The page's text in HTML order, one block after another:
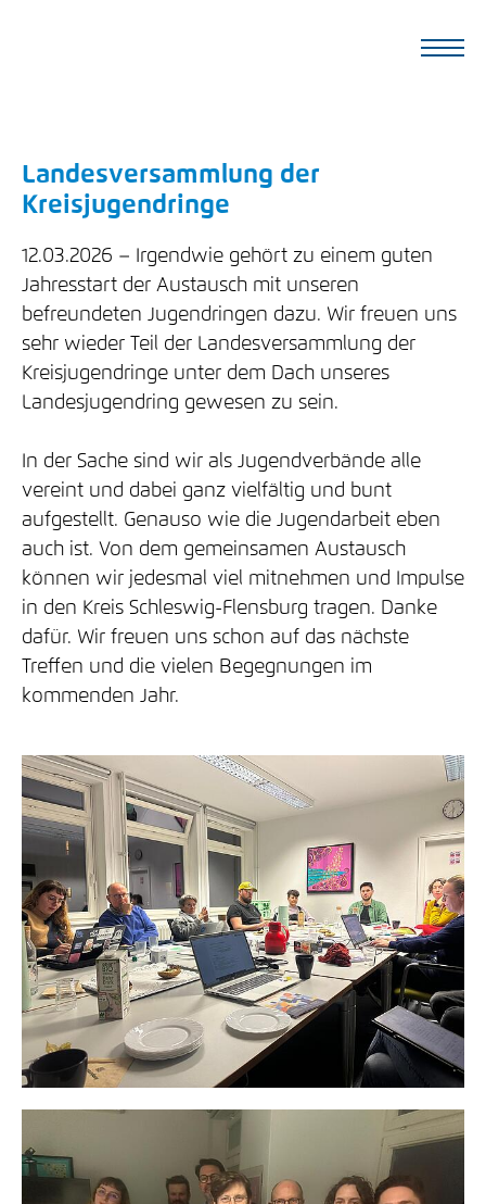
Landesversammlung der
Kreisjugendringe
12.03.2026
Irgendwie gehört zu einem guten
Jahresstart der Austausch mit unseren
befreundeten Jugendringen dazu. Wir freuen uns
sehr wieder Teil der Landesversammlung der
Kreisjugendringe unter dem Dach unseres
Landesjugendring gewesen zu sein.
In der Sache sind wir als Jugendverbände alle
vereint und dabei ganz vielfältig und bunt
aufgestellt. Genauso wie die Jugendarbeit eben
auch ist. Von dem gemeinsamen Austausch
können wir jedesmal viel mitnehmen und Impulse
in den Kreis Schleswig-Flensburg tragen. Danke
dafür. Wir freuen uns schon auf das nächste
Treffen und die vielen Begegnungen im
kommenden Jahr.